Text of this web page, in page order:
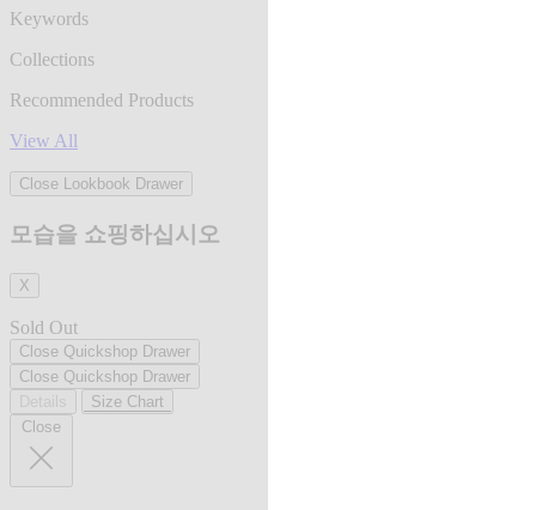
Keywords
Collections
Recommended Products
View All
Close Lookbook Drawer
모습을 쇼핑하십시오
X
Sold Out
Close Quickshop Drawer
Close Quickshop Drawer
Size Chart
Close